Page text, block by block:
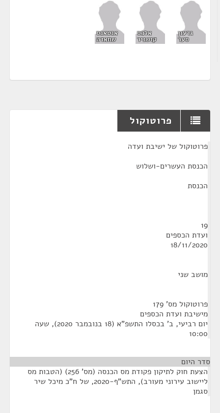
גדעון
סער
אלכס
קושניר
אנטאנס
שחאדה
פרוטוקול
פרוטוקול של ישיבת ועדה
הכנסת העשרים-ושלוש
הכנסת
19
ועדת הכספים
18/11/2020
מושב שני
פרוטוקול מס' 179
מישיבת ועדת הכספים
יום רביעי, ב' בכסלו התשפ"א (18 בנובמבר 2020), שעה
10:00
סדר היום
הצעת חוק לתיקון פקודת מס הכנסה (מס' 256) (הטבות מס
ליישוב עירוני מעורב), התש"ף-2020, של ח"כ מיכל שיר
סגמן